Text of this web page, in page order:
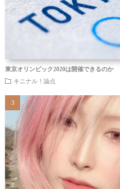
東京オリンピック2020は開催できるのか
キニナル！論点